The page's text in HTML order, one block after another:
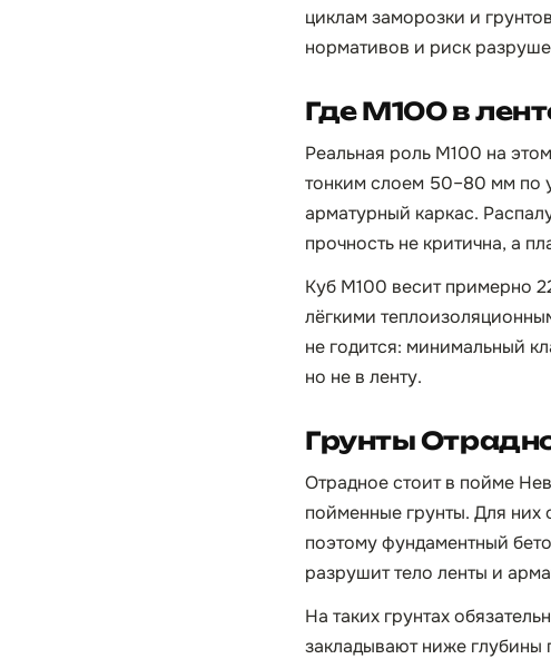
циклам заморозки и
нормативов и риск
Где М100 в
Реальная роль М100 на
тонким слоем 50–80 мм по
арматурный каркас.
прочность не критична, а
Куб М100 весит примерно
лёгкими
не годится: минимальный
но не в ленту.
Грунты
Отрадное стоит в пойме
пойменные грунты. Для них
поэтому фундаментный
разрушит тело ленты и
На таких грунтах
закладывают ниже